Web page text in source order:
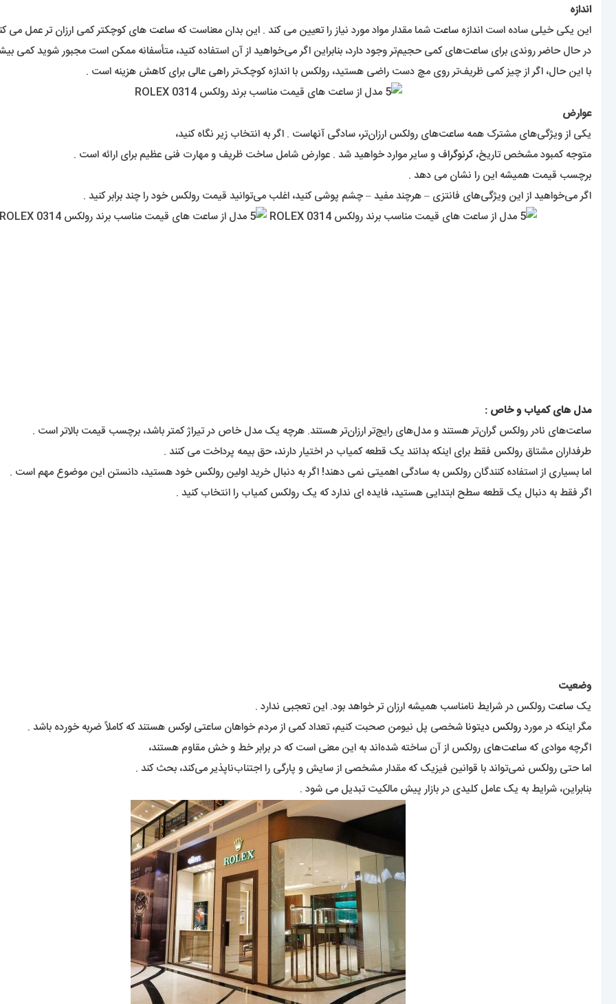
اندازه
این یکی خیلی ساده است اندازه ساعت شما مقدار مواد مورد نیاز را تعیین می کند . این بدان معناست که ساعت های کوچکتر کمی ارزان تر عمل می
در حال حاضر روندی برای ساعت‌های کمی حجیم‌تر وجود دارد، بنابراین اگر می‌خواهید از آن استفاده کنید، متأسفانه ممکن است مجبور شوید کمی
با این حال، اگر از چیز کمی ظریف‌تر روی مچ دست راضی هستید، رولکس با اندازه کوچک‌تر راهی عالی برای کاهش هزینه است .
عوارض
یکی از ویژگی‌های مشترک همه ساعت‌های رولکس ارزان‌تر، سادگی آنهاست . اگر به انتخاب زیر نگاه کنید،
متوجه کمبود مشخص تاریخ،کرنوگراف و سایر موارد خواهید شد . عوارض شامل ساخت ظریف و مهارت فنی عظیم برای ارائه است .
برچسب قیمت همیشه این را نشان می دهد .
اگر می‌خواهید از این ویژگی‌های فانتزی – هرچند مفید – چشم پوشی کنید، اغلب می‌توانید قیمت رولکس خود را چند برابر کنید .
مدل های کمیاب و خاص :
ساعت‌های نادر رولکس گران‌تر هستند و مدل‌های رایج‌تر ارزان‌تر هستند. هرچه یک مدل خاص در تیراژ کمتر باشد، برچسب قیمت بالاتر است .
طرفداران مشتاق رولکس فقط برای اینکه بدانند یک قطعه کمیاب در اختیار دارند، حق بیمه پرداخت می کنند .
اما بسیاری از استفاده کنندگان رولکس به سادگی اهمیتی نمی دهند! اگر به دنبال خرید اولین رولکس خود هستید، دانستن این موضوع مهم است .
اگر فقط به دنبال یک قطعه سطح ابتدایی هستید، فایده ای ندارد که یک رولکس کمیاب را انتخاب کنید .
وضعیت
یک ساعت رولکس در شرایط نامناسب همیشه ارزان تر خواهد بود. این تعجبی ندارد .
مگر اینکه در موردرولکس دیتونا شخصی پل نیومن صحبت کنیم، تعداد کمی از مردم خواهان ساعتی لوکس هستند که کاملاً ضربه خورده باشد .
اگرچه موادی که ساعت‌های رولکس از آن ساخته شده‌اند به این معنی است که در برابر خط و خش مقاوم هستند،
اما حتی رولکس نمی‌تواند با قوانین فیزیک که مقدار مشخصی از سایش و پارگی را اجتناب‌ناپذیر می‌کند، بحث کند .
بنابراین، شرایط به یک عامل کلیدی در بازار پیش مالکیت تبدیل می شود .